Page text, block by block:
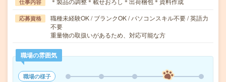
仕事内容
応募資格
職種未経験OK / ブランクOK / パソコンスキル不要 / 英語力
不要
重量物の取扱いがあるため、対応可能な方
職場の雰囲気
職場の様子